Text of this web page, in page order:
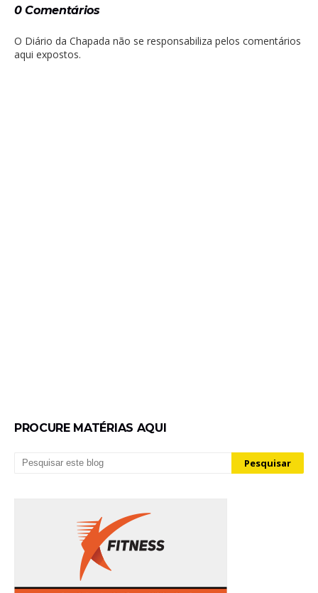
0 Comentários
O Diário da Chapada não se responsabiliza pelos comentários
aqui expostos.
PROCURE MATÉRIAS AQUI